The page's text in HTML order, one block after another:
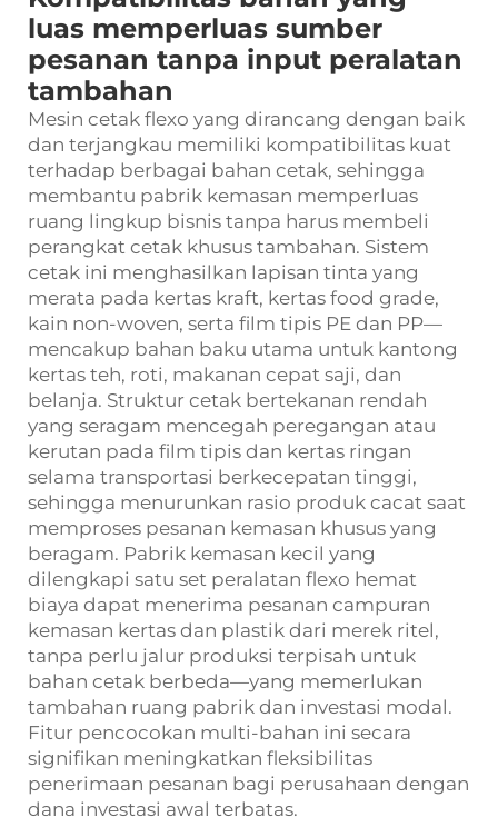
luas memperluas sumber
pesanan tanpa input peralatan
tambahan
Mesin cetak flexo yang dirancang dengan baik
dan terjangkau memiliki kompatibilitas kuat
terhadap berbagai bahan cetak, sehingga
membantu pabrik kemasan memperluas
ruang lingkup bisnis tanpa harus membeli
perangkat cetak khusus tambahan. Sistem
cetak ini menghasilkan lapisan tinta yang
merata pada kertas kraft, kertas food grade,
kain non-woven, serta film tipis PE dan PP—
mencakup bahan baku utama untuk kantong
kertas teh, roti, makanan cepat saji, dan
belanja. Struktur cetak bertekanan rendah
yang seragam mencegah peregangan atau
kerutan pada film tipis dan kertas ringan
selama transportasi berkecepatan tinggi,
sehingga menurunkan rasio produk cacat saat
memproses pesanan kemasan khusus yang
beragam. Pabrik kemasan kecil yang
dilengkapi satu set peralatan flexo hemat
biaya dapat menerima pesanan campuran
kemasan kertas dan plastik dari merek ritel,
tanpa perlu jalur produksi terpisah untuk
bahan cetak berbeda—yang memerlukan
tambahan ruang pabrik dan investasi modal.
Fitur pencocokan multi-bahan ini secara
signifikan meningkatkan fleksibilitas
penerimaan pesanan bagi perusahaan dengan
dana investasi awal terbatas.